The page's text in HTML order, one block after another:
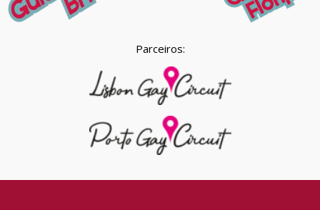
Parceiros: